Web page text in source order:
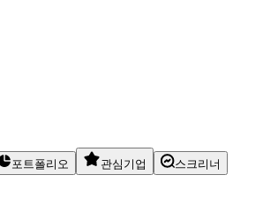
포트폴리오 관심기업
스크리너